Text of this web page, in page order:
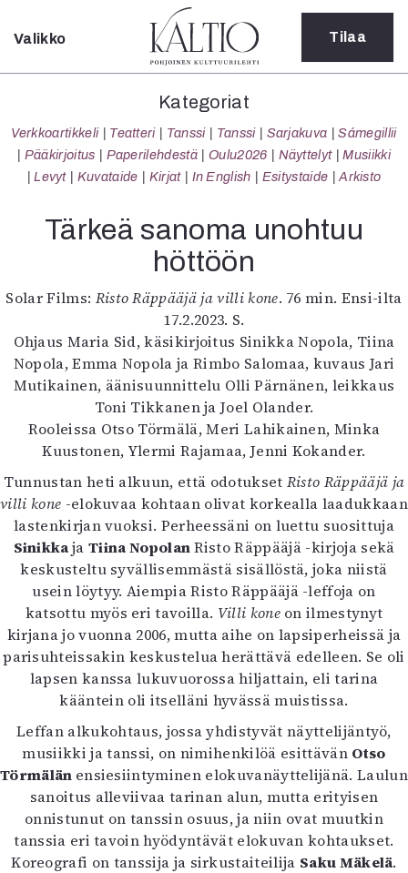
Sulje
Kategoriat
Verkkoartikkeli
Teatteri
Tanssi
Sámegillii
Pääkirjoitus
Oulu2026
Näyttelyt
Musiikki
Levyt
Kuvataide
Kirjat
In English
Esitystaide
Arkisto
Lehdet
4/2026
2–3/2026
1/2026
6/2025
5/2025 saame
5/2025
Lehtiarkisto
Info
Tilaus ja irtonumerot
Yhteistyössä
Toimitus
Mediatiedot
Kaltio ry
Valikko Tilaa
Kategoriat
Verkkoartikkeli Teatteri Tanssi Tanssi Sarjakuva
Sámegillii
Pääkirjoitus
Paperilehdestä Oulu2026 Näyttelyt
Musiikki
Levyt
Kuvataide Kirjat In English Esitystaide Arkisto
Tärkeä sanoma unohtuu
höttöön
Solar Films: Risto Räppääjä ja villi kone. 76 min. Ensi-ilta
17.2.2023. S.
Ohjaus Maria Sid, käsikirjoitus Sinikka Nopola, Tiina
Nopola, Emma Nopola ja Rimbo Salomaa, kuvaus Jari
Mutikainen, äänisuunnittelu Olli Pärnänen, leikkaus
Toni Tikkanen ja Joel Olander.
Rooleissa Otso Törmälä, Meri Lahikainen, Minka
Kuustonen, Ylermi Rajamaa, Jenni Kokander.
Tunnustan heti alkuun, että odotukset Risto Räppääjä ja
villi kone -elokuvaa kohtaan olivat korkealla laadukkaan
lastenkirjan vuoksi. Perheessäni on luettu suosittuja
SinikkajaTiina NopolanRisto Räppääjä -kirjoja sekä
keskusteltu syvällisemmästä sisällöstä, joka niistä
usein löytyy. Aiempia Risto Räppääjä -leffoja on
katsottu myös eri tavoilla. Villi koneon ilmestynyt
kirjana jo vuonna 2006, mutta aihe on lapsiperheissä ja
parisuhteissakin keskustelua herättävä edelleen. Se oli
lapsen kanssa lukuvuorossa hiljattain, eli tarina
kääntein oli itselläni hyvässä muistissa.
Leffan alkukohtaus, jossa yhdistyvät näyttelijäntyö,
musiikki ja tanssi, on nimihenkilöä esittävän Otso
Törmälän ensiesiintyminen elokuvanäyttelijänä. Laulun
sanoitus alleviivaa tarinan alun, mutta erityisen
onnistunut on tanssin osuus, ja niin ovat muutkin
tanssia eri tavoin hyödyntävät elokuvan kohtaukset.
Koreografi on tanssija ja sirkustaiteilija Saku Mäkelä.